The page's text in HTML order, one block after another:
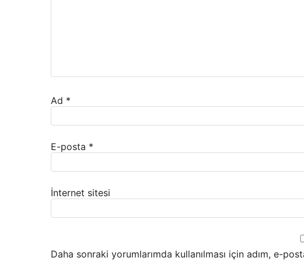
Ad *
E-posta *
İnternet sitesi
Daha sonraki yorumlarımda kullanılması için adım, e-